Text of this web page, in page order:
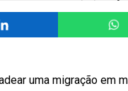
uma migração